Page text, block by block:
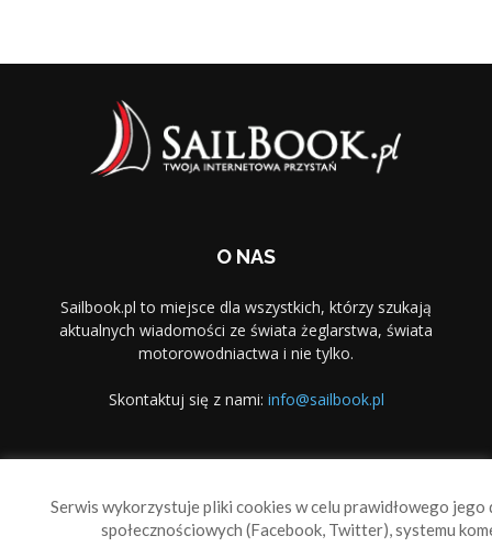
O NAS
Sailbook.pl to miejsce dla wszystkich, którzy szukają
aktualnych wiadomości ze świata żeglarstwa, świata
motorowodniactwa i nie tylko.
Skontaktuj się z nami: info@sailbook.pl
Serwis wykorzystuje pliki cookies w celu prawidłowego
społecznościowych (Facebook, Twitter), systemu